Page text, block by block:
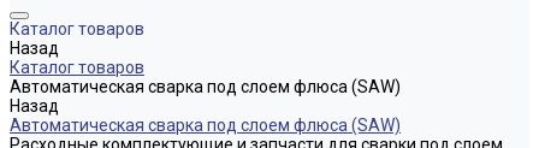
Каталог товаров
Назад
Каталог товаров
Автоматическая сварка под слоем флюса (SAW)
Назад
Автоматическая сварка под слоем флюса (SAW)